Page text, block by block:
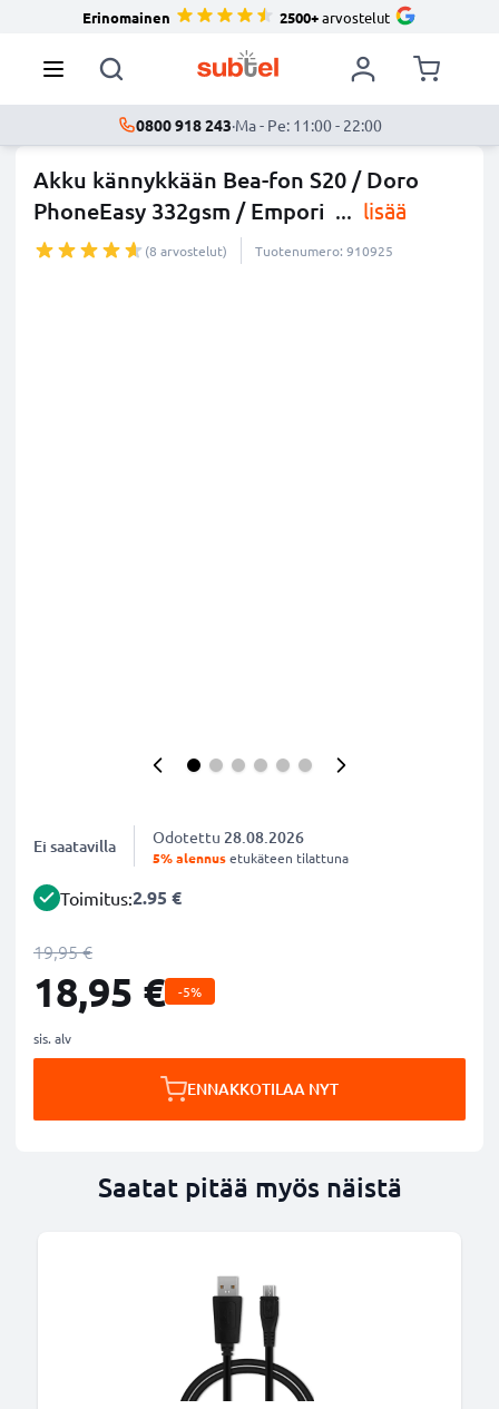
Erinomainen 2500+arvostelut
0800 918 243·Ma - Pe: 11:00 - 22:00
Akku kännykkään Bea-fon S20 / Doro
PhoneEasy 332gsm / Empori ... lisää
(8 arvostelut) Tuotenumero: 910925
Ei saatavilla Odotettu 28.08.2026
5% alennusetukäteen tilattuna
Toimitus:2.95 €
19,95 €
18,95 € -5%
sis. alv
ENNAKKOTILAA NYT
Saatat pitää myös näistä